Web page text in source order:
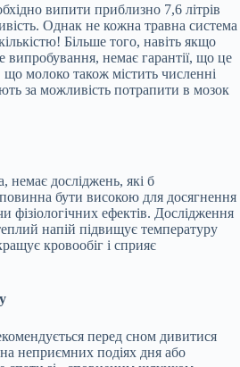
випити приблизно 7,6 літрів
Однак не кожна травна система
Більше того, навіть якщо
випробування, немає гарантії, що це
молоко також містить численні
за можливість потрапити в мозок
досліджень, які б
бути високою для досягнення
фізіологічних ефектів. Дослідження
напій підвищує температуру
кровообіг і сприяє
перед сном дивитися
неприємних подіях дня або